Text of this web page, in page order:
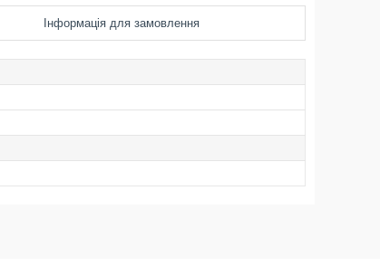
Інформація для замовлення